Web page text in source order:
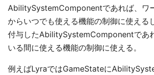
AbilitySystemComponentであれば、ワ
からいつでも使える機能の制御に使える
付与したAbilitySystemComponentであ
いる間に使える機能の制御に使える。
例えばLyraではGameStateに